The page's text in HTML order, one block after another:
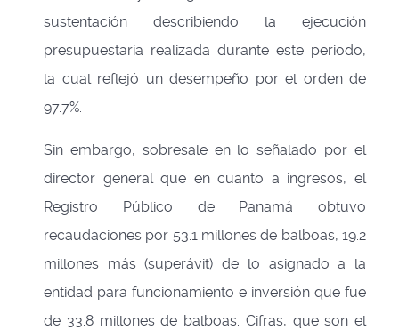
sustentación describiendo la ejecución
presupuestaria realizada durante este periodo,
la cual reflejó un desempeño por el orden de
97.7%.
Sin embargo, sobresale en lo señalado por el
director general que en cuanto a ingresos, el
Registro Público de Panamá obtuvo
recaudaciones por 53.1 millones de balboas, 19.2
millones más (superávit) de lo asignado a la
entidad para funcionamiento e inversión que fue
de 33.8 millones de balboas. Cifras, que son el